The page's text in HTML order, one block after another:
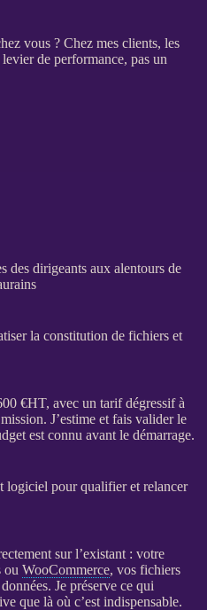
vous ? Chez mes clients, les
de performance, pas un
des dirigeants aux alentours de
la constitution de fichiers et
€HT, avec un tarif dégressif à
mission. J’estime et fais valider le
est connu avant le démarrage.
logiciel pour qualifier et relancer
sur l’existant : votre
ou WooCommerce, vos fichiers
. Je préserve ce qui
que là où c’est indispensable.